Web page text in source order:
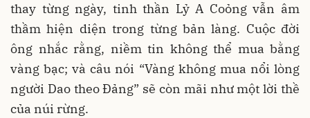
thay từng ngày, tinh thần Lỷ A Coỏng vẫn âm
thầm hiện diện trong từng bản làng. Cuộc đời
ông nhắc rằng, niềm tin không thể mua bằng
vàng bạc; và câu nói “Vàng không mua nổi lòng
người Dao theo Đảng” sẽ còn mãi như một lời thề
của núi rừng.